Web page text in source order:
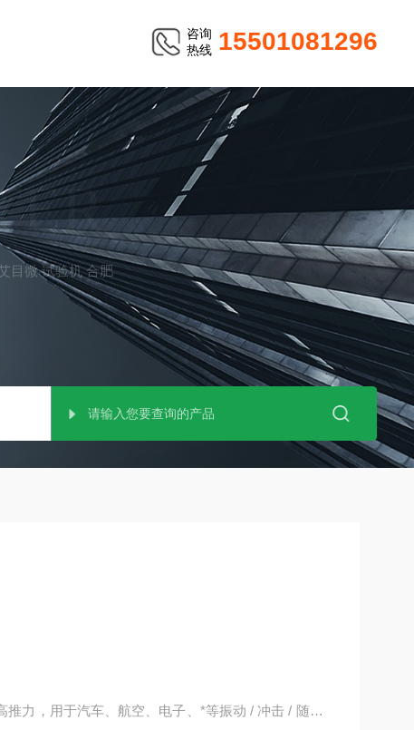
咨询
热线 15501081296
目微 试验机 合肥
力，用于汽车、航空、电子、*等振动 / 冲击 / 随机